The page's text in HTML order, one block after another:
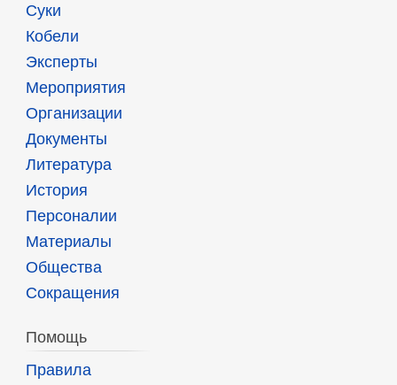
Суки
Кобели
Эксперты
Мероприятия
Организации
Документы
Литература
История
Персоналии
Материалы
Общества
Сокращения
Помощь
Правила